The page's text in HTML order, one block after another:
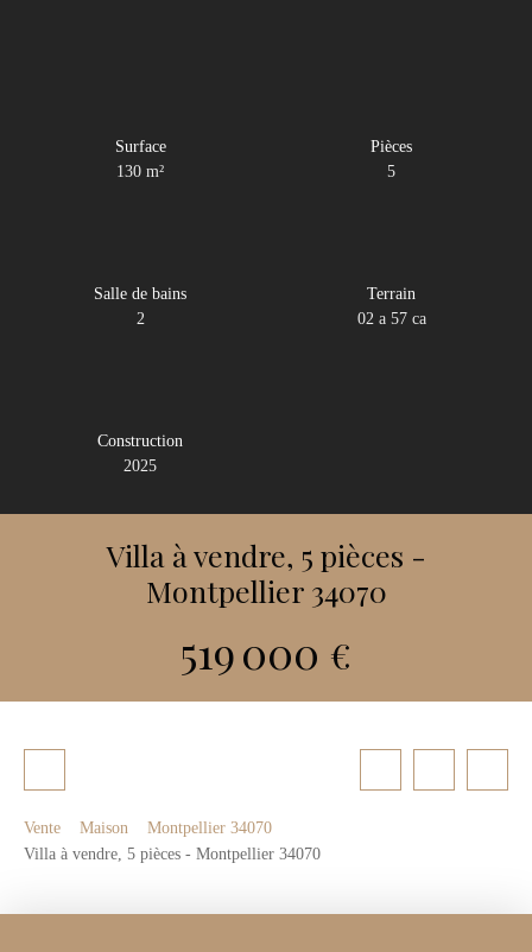
Surface
130m²
Pièces
5
Salle de bains
2
Terrain
02 a 57 ca
Construction
2025
Villa à vendre, 5 pièces -
Montpellier 34070
519 000 €
Vente Maison
Montpellier 34070
Villa à vendre, 5 pièces - Montpellier 34070